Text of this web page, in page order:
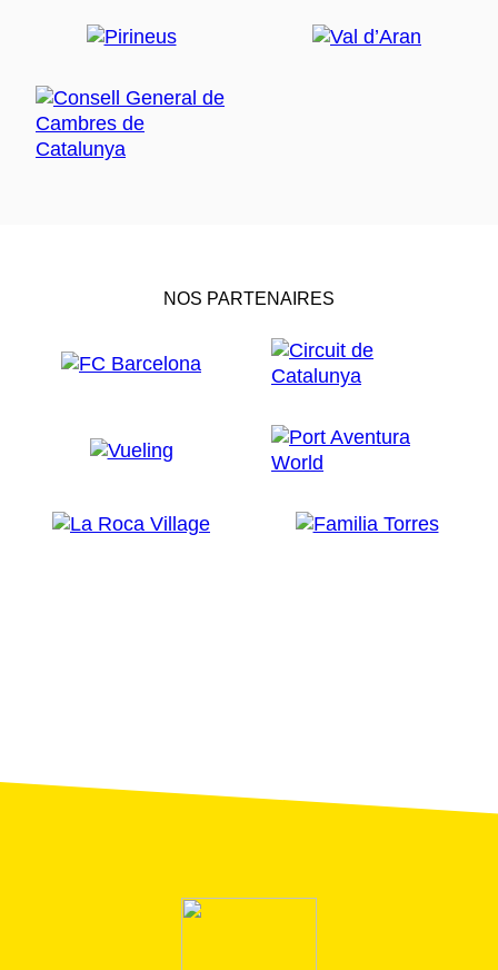
NOS PARTENAIRES